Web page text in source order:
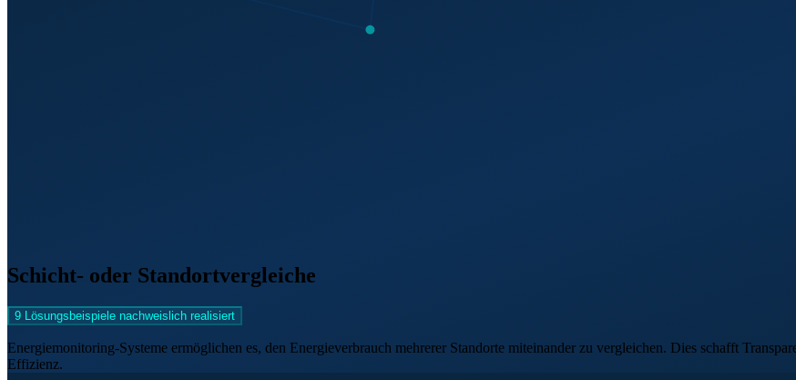
Schicht- oder Standortvergleiche
9 Lösungsbeispiele nachweislich realisiert
Energiemonitoring-Systeme ermöglichen es, den Energieverbrauch mehrerer Standorte miteinander zu vergleichen. Dies schafft
Effizienz.